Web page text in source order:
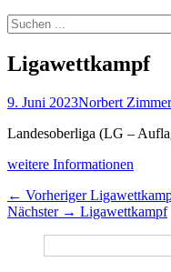
Suchen
Suchen
nach:
Ligawettkampf
Veröffentlicht
9. Juni 2023Autor
Norbert
Landesoberliga (LG –
weitere Informationen
← Vorheriger Vorheriger
Beitrag:
Nächster → Nächster
Ligawettkampf